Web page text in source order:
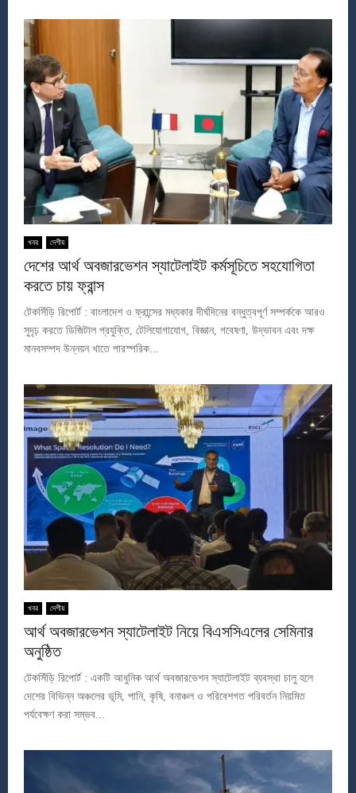
খবর দেশীয়
দেশের আর্থ অবজারভেশন স্যাটেলাইট কর্মসূচিতে সহযোগিতা
করতে চায় ফ্রান্স
টেকসিঁড়ি রিপোর্ট : বাংলাদেশ ও ফ্রান্সের মধ্যকার দীর্ঘদিনের বন্ধুত্বপূর্ণ সম্পর্ককে আরও
সুদৃঢ় করতে ডিজিটাল প্রযুক্তি, টেলিযোগাযোগ, বিজ্ঞান, গবেষণা, উদ্ভাবন এবং দক্ষ
মানবসম্পদ উন্নয়ন খাতে পারস্পরিক...
খবর দেশীয়
আর্থ অবজারভেশন স্যাটেলাইট নিয়ে বিএসসিএলের সেমিনার
অনুষ্ঠিত
টেকসিঁড়ি রিপোর্ট : একটি আধুনিক আর্থ অবজারভেশন স্যাটেলাইট ব্যবস্থা চালু হলে
দেশের বিভিন্ন অঞ্চলের ভূমি, পানি, কৃষি, বনাঞ্চল ও পরিবেশগত পরিবর্তন নিয়মিত
পর্যবেক্ষণ করা সম্ভব...